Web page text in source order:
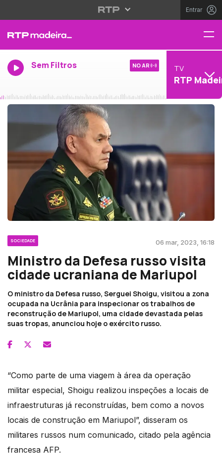
Entrar
Sem Filtros NO AR TV
RTP
SOCIEDADE 06 mar, 2023, 16:18
Ministro da Defesa russo visita
cidade ucraniana de Mariupol
O ministro da Defesa russo, Serguei Shoigu, visitou a zona
ocupada na Ucrânia para inspecionar os trabalhos de
reconstrução de Mariupol, uma cidade devastada pelas
suas tropas, anunciou hoje o exército russo.
“Como parte de uma viagem à área da operação
militar especial, Shoigu realizou inspeções a locais de
infraestruturas já reconstruídas, bem como a novos
locais de construção em Mariupol”, disseram os
militares russos num comunicado, citado pela agência
francesa AFP.